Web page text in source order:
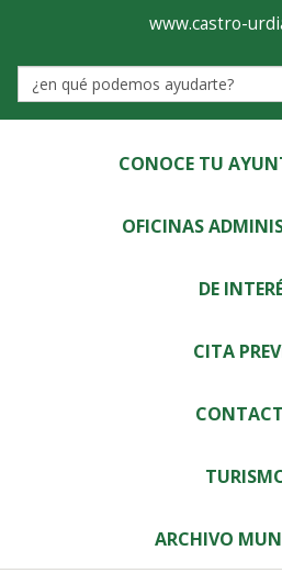
de
Castro-
Urdiales
www.castro-
Label
CONOCE TU
OFICINAS
DE
CITA
ARCHIVO